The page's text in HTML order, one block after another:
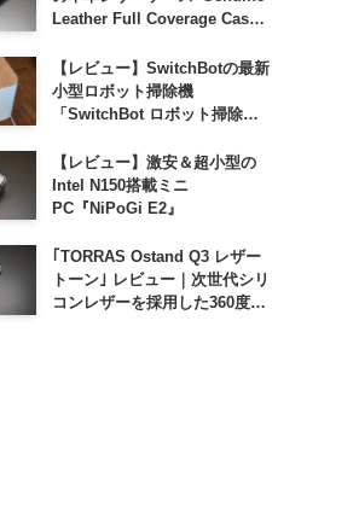
Leather Full Coverage Case
【レビュー】SwitchBotの最新
小型ロボット掃除機
「SwitchBot ロボット掃除機
【レビュー】激安＆超小型の
Intel N150搭載ミニ
PC『NiPoGi E2』
｢TORRAS Ostand Q3 レザー
トーン｣ レビュー｜次世代シリ
コンレザーを採用した360度回